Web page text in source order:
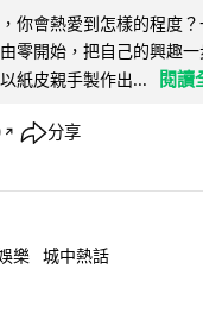
你會熱愛到怎樣的程度
零開始，把自己的興趣
紙皮親手製作出...
閱讀
↗ 分享
樂 城中熱話